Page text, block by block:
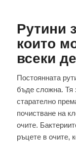
Рутини
които
всеки
Постоянната
бъде сложна. Тя
старателно
почистване на
очите.
ръцете в очите,